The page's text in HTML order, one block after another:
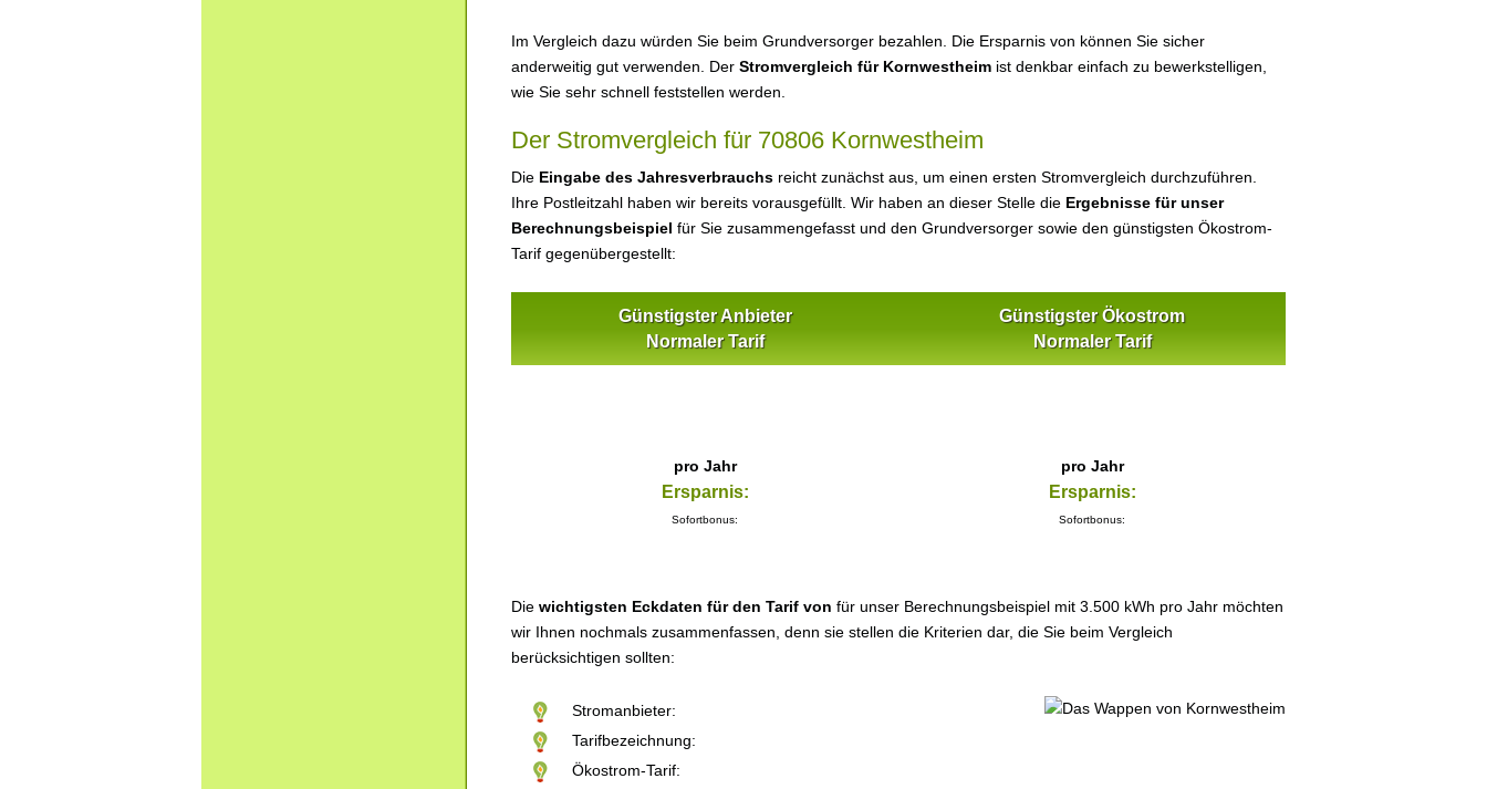
Im Vergleich dazu würden Sie beim Grundversorger bezahlen. Die Ersparnis von können Sie sicher
anderweitig gut verwenden. Der Stromvergleich für Kornwestheim ist denkbar einfach zu bewerkstelligen,
wie Sie sehr schnell feststellen werden.
Der Stromvergleich für 70806 Kornwestheim
Die Eingabe des Jahresverbrauchs reicht zunächst aus, um einen ersten Stromvergleich durchzuführen.
Ihre Postleitzahl haben wir bereits vorausgefüllt. Wir haben an dieser Stelle die Ergebnisse für unser
Berechnungsbeispiel für Sie zusammengefasst und den Grundversorger sowie den günstigsten Ökostrom-
Tarif gegenübergestellt:
Günstigster Anbieter
Normaler Tarif
Günstigster Ökostrom
Normaler Tarif
pro Jahr
Ersparnis:
Sofortbonus:
pro Jahr
Ersparnis:
Sofortbonus:
Die wichtigsten Eckdaten für den Tarif von für unser Berechnungsbeispiel mit 3.500 kWh pro Jahr möchten
wir Ihnen nochmals zusammenfassen, denn sie stellen die Kriterien dar, die Sie beim Vergleich
berücksichtigen sollten:
Stromanbieter:
Tarifbezeichnung:
Ökostrom-Tarif: